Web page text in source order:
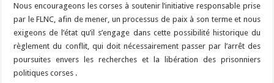
Nous encourageons les corses à soutenir l’initiative responsable prise
par le FLNC, afin de mener, un processus de paix à son terme et nous
exigeons de l’état qu’il s’engage dans cette possibilité historique du
règlement du conflit, qui doit nécessairement passer par l’arrêt des
poursuites envers les recherches et la libération des prisonniers
politiques corses .